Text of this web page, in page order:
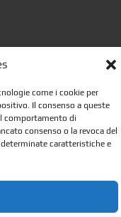
come i cookie per
Il consenso a queste
comportamento di
consenso o la revoca del
caratteristiche e